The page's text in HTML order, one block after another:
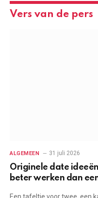
Vers van de pers
ALGEMEEN 31 juli 2026
Originele date
beter werken dan